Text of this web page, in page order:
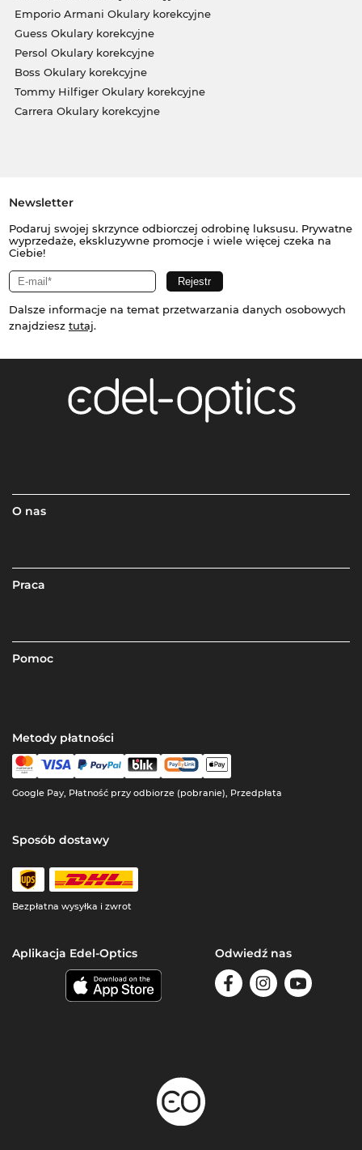
Emporio Armani Okulary korekcyjne
Guess Okulary korekcyjne
Persol Okulary korekcyjne
Boss Okulary korekcyjne
Tommy Hilfiger Okulary korekcyjne
Carrera Okulary korekcyjne
Newsletter
Podaruj swojej skrzynce odbiorczej odrobinę luksusu. Prywatne
wyprzedaże, ekskluzywne promocje i wiele więcej czeka na
Ciebie!
Dalsze informacje na temat przetwarzania danych osobowych
znajdziesz tutaj.
O nas
Praca
Pomoc
Metody płatności
Google Pay, Płatność przy odbiorze (pobranie), Przedpłata
Sposób dostawy
Bezpłatna wysyłka i zwrot
Aplikacja Edel-Optics Odwiedź nas